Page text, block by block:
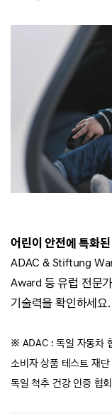
어린이 안전에 특화
ADAC & Stiftung
Award 등유럽 전문
기술력을 확인하세요.
※ ADAC : 독일 자동차
소비자 상품 테스트 재
독일 척추 건강 인증 협회